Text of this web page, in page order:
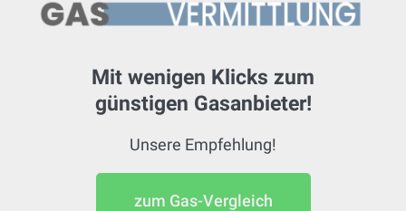
Mit wenigen Klicks zum
günstigen Gasanbieter!​
Unsere Empfehlung!
zum Gas-Vergleich